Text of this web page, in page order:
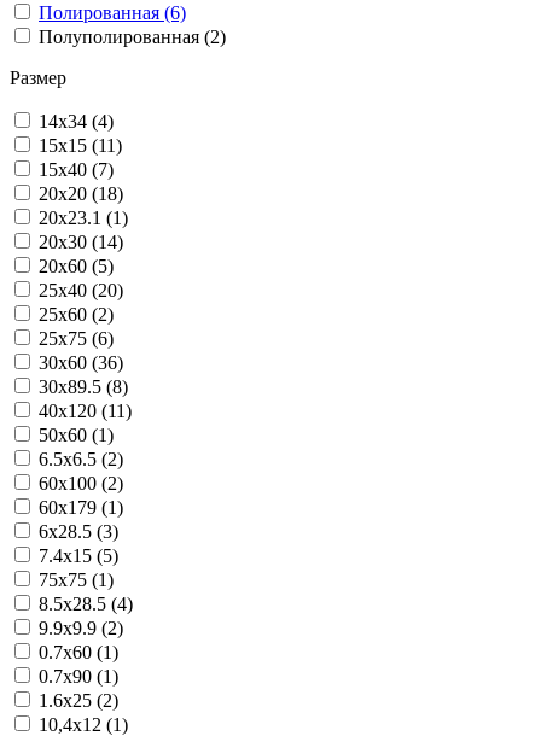
Полированная (6)
Полуполированная (2)
Размер
14x34 (4)
15x15 (11)
15x40 (7)
20x20 (18)
20x23.1 (1)
20x30 (14)
20x60 (5)
25x40 (20)
25x60 (2)
25x75 (6)
30x60 (36)
30x89.5 (8)
40x120 (11)
50x60 (1)
6.5x6.5 (2)
60x100 (2)
60x179 (1)
6x28.5 (3)
7.4x15 (5)
75x75 (1)
8.5x28.5 (4)
9.9x9.9 (2)
0.7x60 (1)
0.7x90 (1)
1.6x25 (2)
10,4x12 (1)